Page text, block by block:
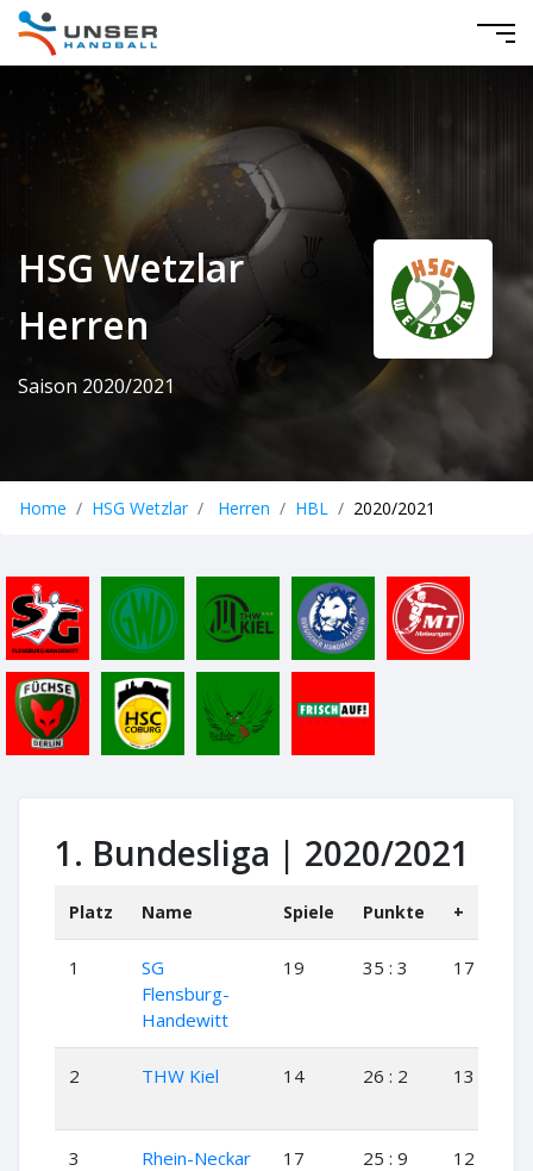
HSG Wetzlar
Herren
Saison 2020/2021
Home HSG Wetzlar Herren HBL 2020/2021
1. Bundesliga | 2020/2021
Platz Name Spiele Punkte +
1
SG
Flensburg-
Handewitt
19 35 : 3 17
2 THW Kiel 14 26 : 2 13
3
Rhein-Neckar
17 25 : 9 12